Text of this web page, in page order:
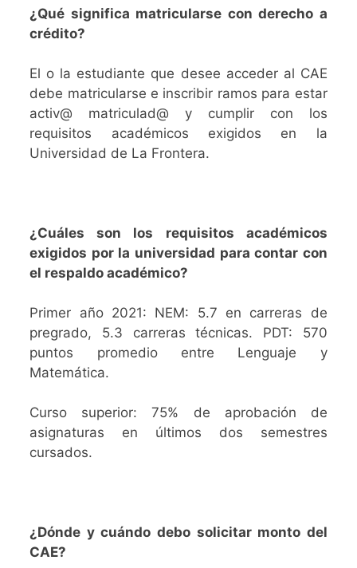
¿Qué significa matricularse con derecho a
crédito?
El o la estudiante que desee acceder al CAE
debe matricularse e inscribir ramos para estar
activ@ matriculad@ y cumplir con los
requisitos académicos exigidos en la
Universidad de La Frontera.
¿Cuáles son los requisitos académicos
exigidos por la universidad para contar con
el respaldo académico?
Primer año 2021: NEM: 5.7 en carreras de
pregrado, 5.3 carreras técnicas. PDT: 570
puntos promedio entre Lenguaje y
Matemática.
Curso superior: 75% de aprobación de
asignaturas en últimos dos semestres
cursados.
¿Dónde y cuándo debo solicitar monto del
CAE?